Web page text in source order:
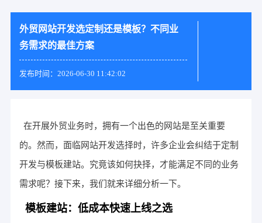
外贸网站开发选定制还是模板？不同业
务需求的最佳方案
发布时间：2026-06-30 11:42:02
在开展外贸业务时，拥有一个出色的网站是至关重要
的。然而，面临网站开发选择时，许多企业会纠结于定制
开发与模板建站。究竟该如何抉择，才能满足不同的业务
需求呢？接下来，我们就来详细分析一下。
模板建站：低成本快速上线之选